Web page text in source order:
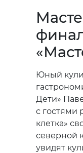
Юный
Дети»
с гостями
клетка»
северной
увидят